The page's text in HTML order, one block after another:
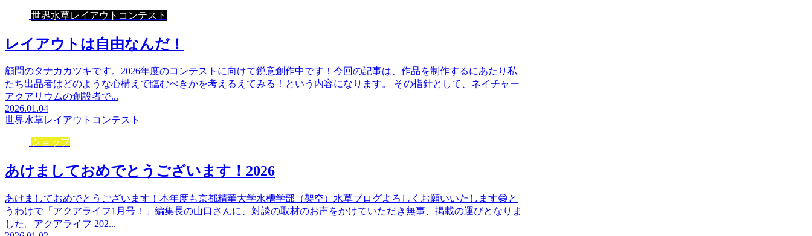
世界水草レイアウトコンテスト
レイアウトは自由なんだ！
顧問のタナカカツキです。2026年度のコンテストに向けて鋭意創作中です！今回の記事は、作品を制作するにあたり私
たち出品者はどのような心構えで臨むべきかを考えるえてみる！という内容になります。 その指針として、ネイチャー
アクアリウムの創設者で...
2026.01.04
世界水草レイアウトコンテスト
ショップ
あけましておめでとうございます！2026
あけましておめでとうございます！本年度も京都精華大学水槽学部（架空）水草ブログよろしくお願いいたします😁と
うわけで「アクアライフ1月号！」編集長の山口さんに、対談の取材のお声をかけていただき無事、掲載の運びとなりま
した。アクアライフ 202...